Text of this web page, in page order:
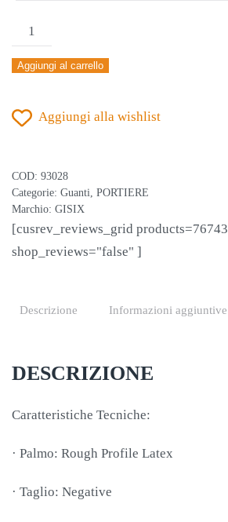
GISIX
EFFECT
HG
quantità
Aggiungi al carrello
Aggiungi alla wishlist
COD: 93028
Categorie: Guanti, PORTIERE
Marchio: GISIX
[cusrev_reviews_grid products=76743
shop_reviews="false" ]
Descrizione Informazioni aggiuntive
DESCRIZIONE
Caratteristiche Tecniche:
· Palmo: Rough Profile Latex
· Taglio: Negative